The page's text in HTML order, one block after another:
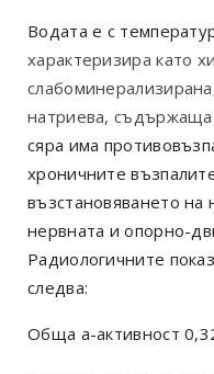
Водата е с
характеризира като
натриева,
сяра има
хроничните
възстановяването
нервната и опорно-
Радиологичните
следва:
Обща а-активност